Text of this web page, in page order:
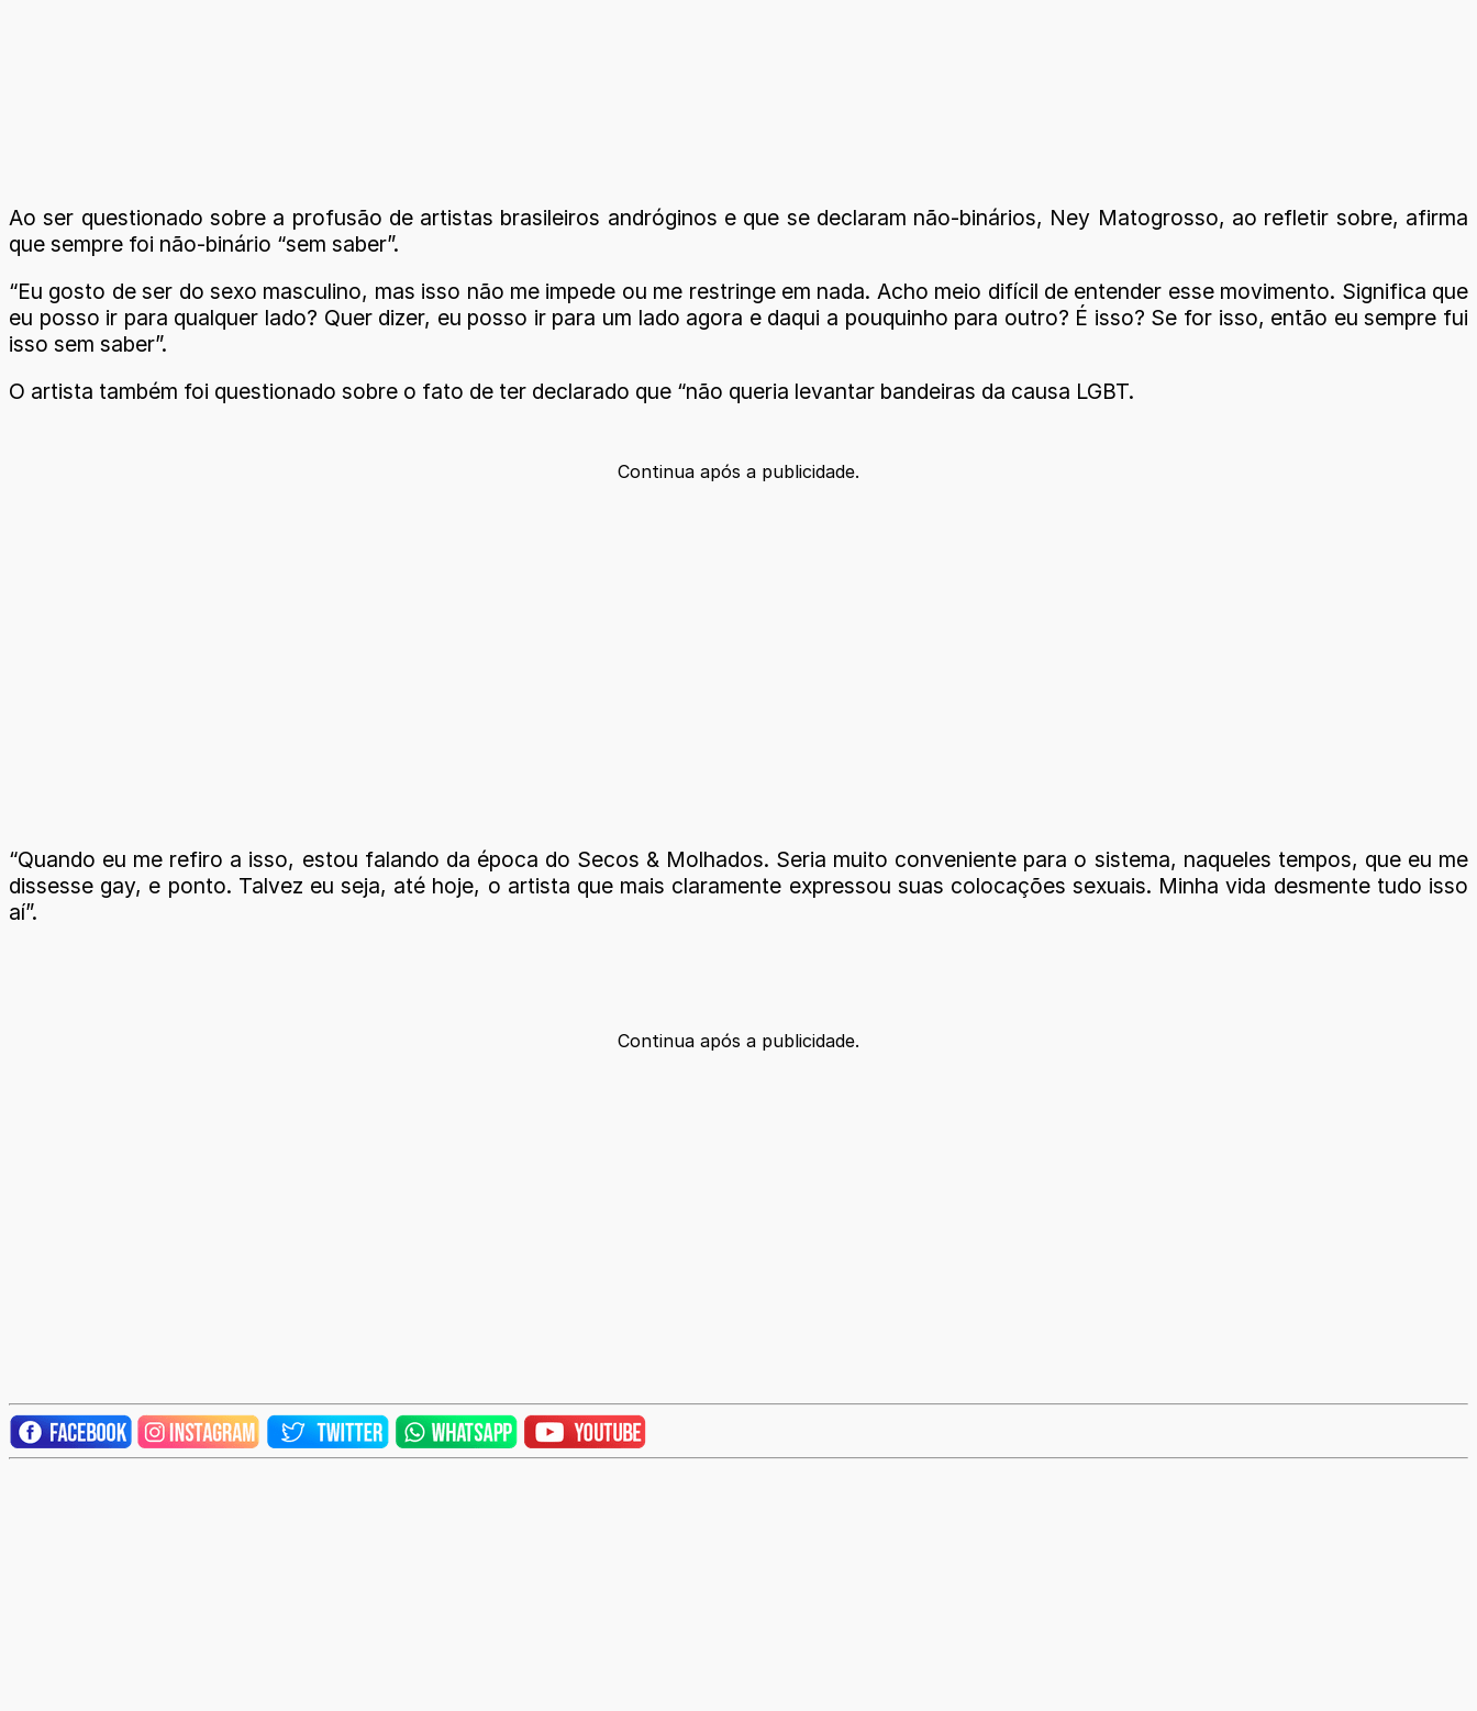
Ao ser questionado sobre a profusão de artistas brasileiros andróginos e que se declaram não-binários, Ney Matogrosso, ao refletir sobre, afirma
que sempre foi não-binário “sem saber”.
“Eu gosto de ser do sexo masculino, mas isso não me impede ou me restringe em nada. Acho meio difícil de entender esse movimento. Significa que
eu posso ir para qualquer lado? Quer dizer, eu posso ir para um lado agora e daqui a pouquinho para outro? É isso? Se for isso, então eu sempre fui
isso sem saber”.
O artista também foi questionado sobre o fato de ter declarado que “não queria levantar bandeiras da causa LGBT.
Continua após a publicidade.
“Quando eu me refiro a isso, estou falando da época do Secos & Molhados. Seria muito conveniente para o sistema, naqueles tempos, que eu me
dissesse gay, e ponto. Talvez eu seja, até hoje, o artista que mais claramente expressou suas colocações sexuais. Minha vida desmente tudo isso
aí”.
Continua após a publicidade.